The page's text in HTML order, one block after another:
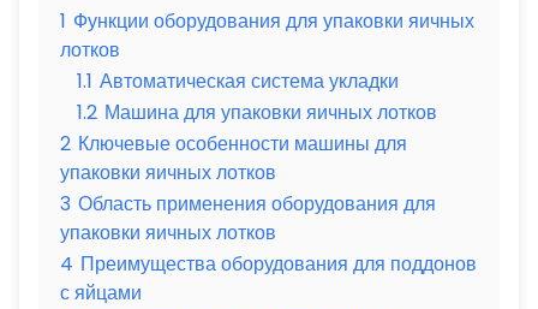
1 Функции оборудования для упаковки яичных
лотков
1.1 Автоматическая система укладки
1.2 Машина для упаковки яичных лотков
2 Ключевые особенности машины для
упаковки яичных лотков
3 Область применения оборудования для
упаковки яичных лотков
4 Преимущества оборудования для поддонов
с яйцами